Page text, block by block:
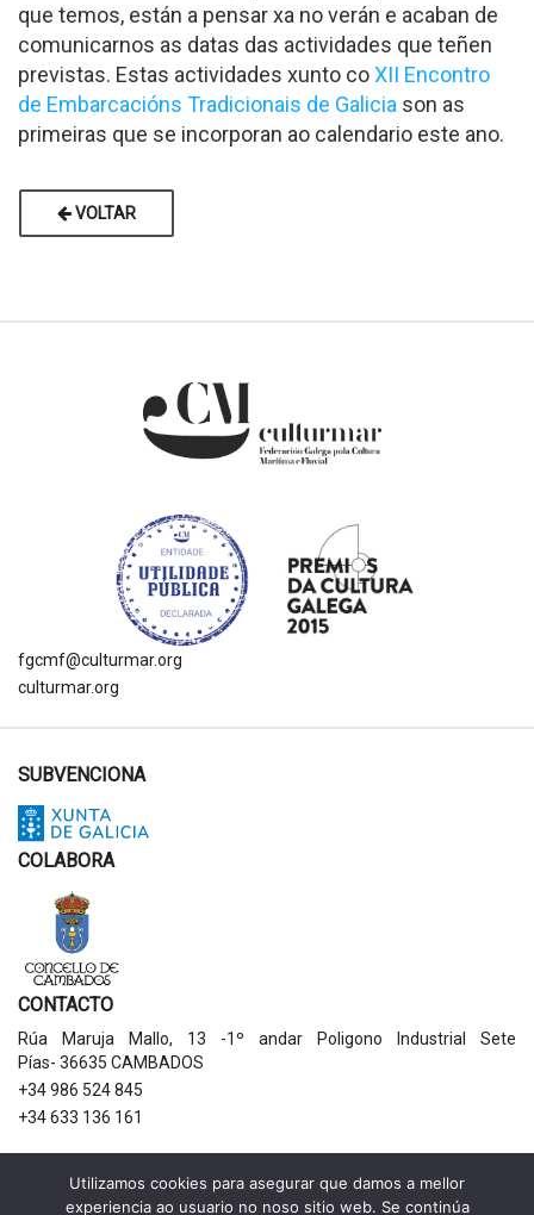
que temos, están a pensar xa no verán e acaban de
comunicarnos as datas das actividades que teñen
previstas. Estas actividades xunto coXII Encontro
de Embarcacións Tradicionais de Galicia son as
primeiras que se incorporan ao calendario este ano.
VOLTAR
fgcmf@culturmar.org
culturmar.org
SUBVENCIONA
COLABORA
CONTACTO
Rúa Maruja Mallo, 13 -1º andar Poligono Industrial Sete
Pías- 36635 CAMBADOS
+34 986 524 845
+34 633 136 161
AVISOS LEGAIS
Política de privacidade
Utilizamos cookies para asegurar que damos a mellor
experiencia ao usuario no noso sitio web. Se continúa